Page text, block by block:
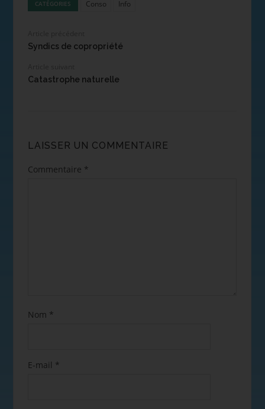
CATÉGORIES Conso Info
Syndics de copropriété
Catastrophe naturelle
LAISSER UN COMMENTAIRE
Commentaire *
Nom *
E-mail *